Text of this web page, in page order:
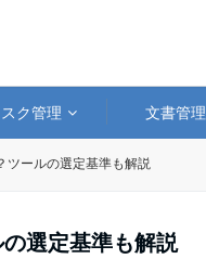
ク管理 文書管理
ツールの選定基準も解説
選定基準も解説